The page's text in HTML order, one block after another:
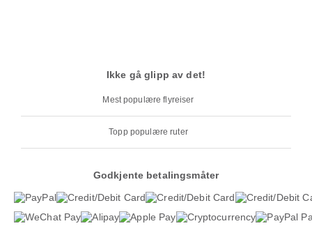
Ikke gå glipp av det!
Mest populære flyreiser
Topp populære ruter
Godkjente betalingsmåter